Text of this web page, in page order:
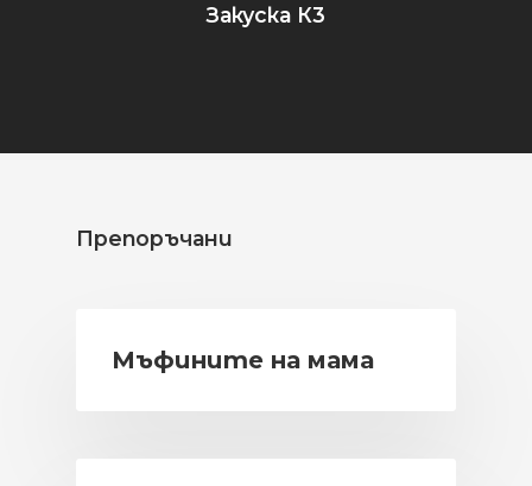
Закуска К3
Препоръчани
Мъфините на мама